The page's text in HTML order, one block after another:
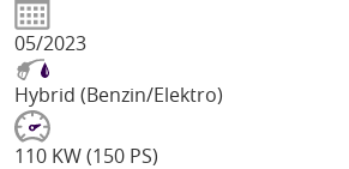
05/2023
Hybrid (Benzin/Elektro)
110 KW (150 PS)